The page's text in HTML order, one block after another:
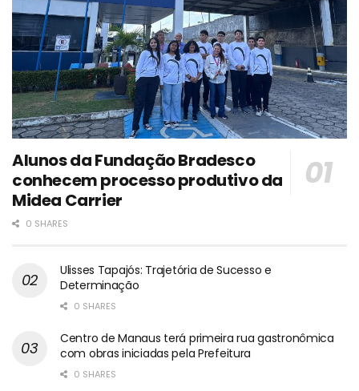
Alunos da Fundação Bradesco
conhecem processo produtivo da
Midea Carrier
0 SHARES
Ulisses Tapajós: Trajetória de Sucesso e
Determinação
0 SHARES
Centro de Manaus terá primeira rua gastronômica
com obras iniciadas pela Prefeitura
0 SHARES